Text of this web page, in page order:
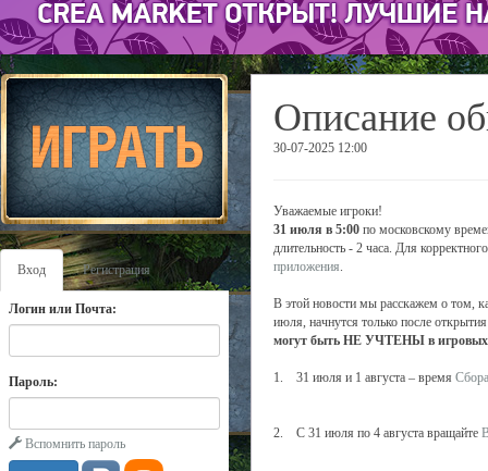
Вход Регистрация
Логин или Почта:
Пароль:
Вспомнить пароль
Описание
30-07-2025 12:00
Уважаемые игроки!
31 июля в 5:00 по московскому
длительность - 2 часа. Для
приложения.
В этой новости мы расскажем о том,
июля, начнутся только после
могут быть НЕ УЧТЕНЫ в игровых
1. 31 июля и 1 августа – время
2. С 31 июля по 4 августа вращайте